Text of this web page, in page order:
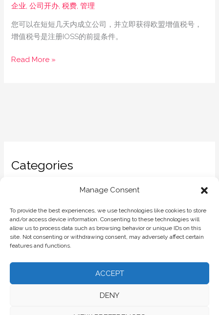
Manage Consent
To provide the best experiences, we use technologies like cookies to store
and/or access device information. Consenting to these technologies will
allow us to process data such as browsing behavior or unique IDs on this
site. Not consenting or withdrawing consent, may adversely affect certain
features and functions.
ACCEPT
DENY
企业,公司开办,税费,管理
您可以在短短几天内成立公司，并立即获得欧盟增值税号，
增值税号是注册IOSS的前提条件。
商
吗？
Read More »
Categories
公司开办(1)
税费 (1)
管理(1)